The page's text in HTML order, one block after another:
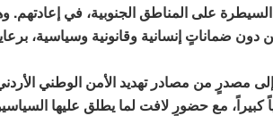
على المناطق الجنوبية، في إعادتهم.
ضماناتٍ إنسانية وقانونية وسياسية،
مصدرٍ من مصادر تهديد الأمن الوطني
كبيراً، مع حضورٍ لافت لما يطلق عليها